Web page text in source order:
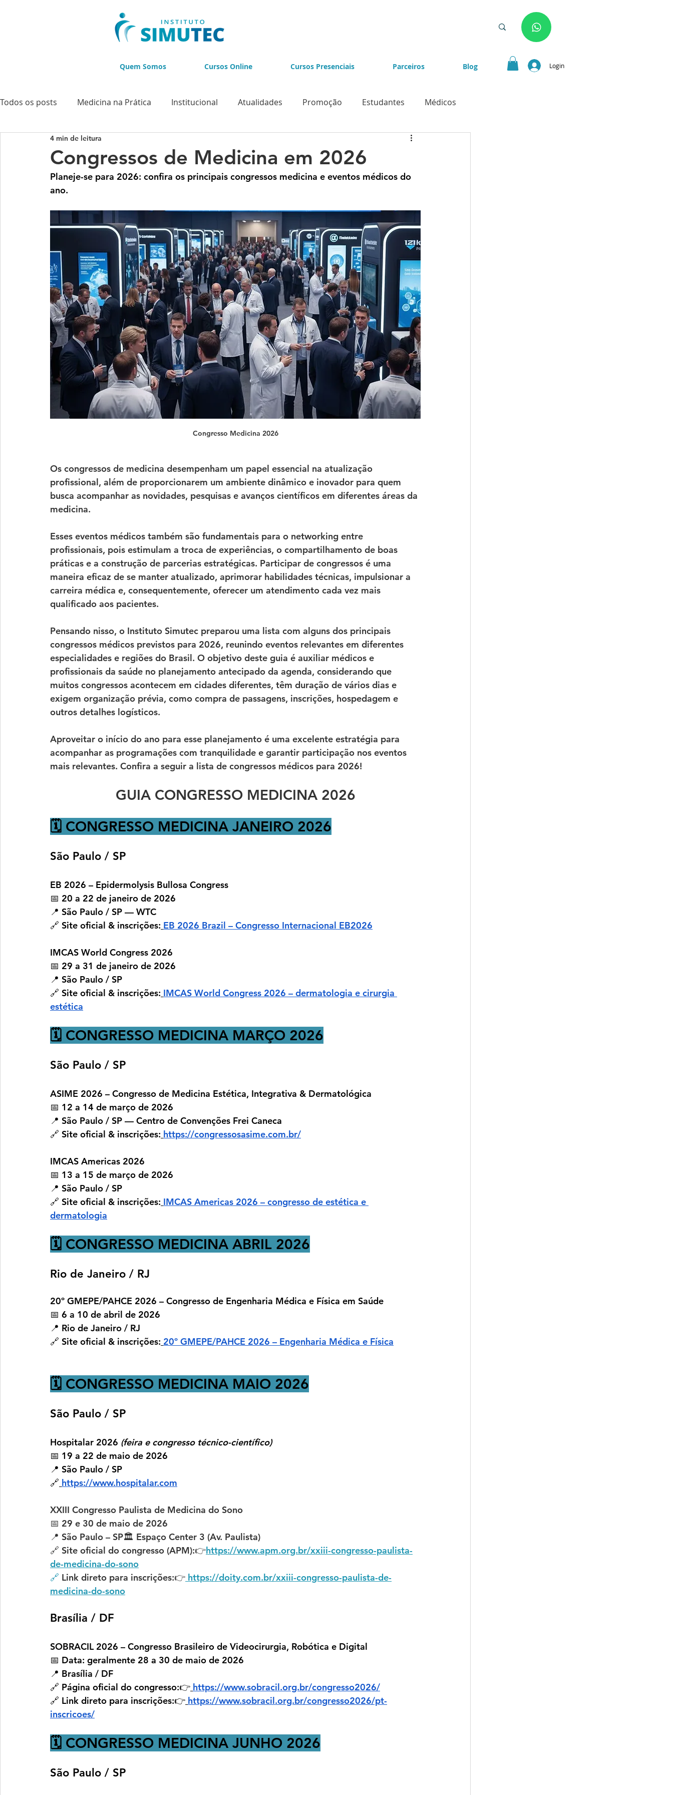
Quem Somos Cursos Online Cursos Presenciais Parceiros Blog Login
Todos os posts Medicina na Prática Institucional Atualidades Promoção Estudantes Médicos
Cursos de Ultrassonografia
BLACK NOVEMBER
Congressos de Medicina em 2026
4 min de leitura
Planeje-se para 2026: confira os principais congressos medicina e eventos médicos do
ano.
Congresso Medicina 2026
Os congressos de medicina desempenham um papel essencial na atualização
profissional, além de proporcionarem um ambiente dinâmico e inovador para quem
busca acompanhar as novidades, pesquisas e avanços científicos em diferentes áreas da
medicina.
Esses eventos médicos também são fundamentais para o networking entre
profissionais, pois estimulam a troca de experiências, o compartilhamento de boas
práticas e a construção de parcerias estratégicas. Participar de congressos é uma
maneira eficaz de se manter atualizado, aprimorar habilidades técnicas, impulsionar a
carreira médica e, consequentemente, oferecer um atendimento cada vez mais
qualificado aos pacientes.
Pensando nisso, o Instituto Simutec preparou uma lista com alguns dos principais
congressos médicos previstos para 2026, reunindo eventos relevantes em diferentes
especialidades e regiões do Brasil. O objetivo deste guia é auxiliar médicos e
profissionais da saúde no planejamento antecipado da agenda, considerando que
muitos congressos acontecem em cidades diferentes, têm duração de vários dias e
exigem organização prévia, como compra de passagens, inscrições, hospedagem e
outros detalhes logísticos.
Aproveitar o início do ano para esse planejamento é uma excelente estratégia para
acompanhar as programações com tranquilidade e garantir participação nos eventos
mais relevantes. Confira a seguir a lista de congressos médicos para 2026!
GUIA CONGRESSO MEDICINA 2026
🗓️ CONGRESSO MEDICINA JANEIRO 2026
São Paulo / SP
EB 2026 – Epidermolysis Bullosa Congress
📅 20 a 22 de janeiro de 2026
📍 São Paulo / SP — WTC
🔗 Site oficial & inscrições: EB 2026 Brazil – Congresso Internacional EB2026
IMCAS World Congress 2026
📅 29 a 31 de janeiro de 2026
📍 São Paulo / SP
🔗 Site oficial & inscrições: IMCAS World Congress 2026 – dermatologia e cirurgia
estética
🗓️ CONGRESSO MEDICINA MARÇO 2026
São Paulo / SP
ASIME 2026 – Congresso de Medicina Estética, Integrativa & Dermatológica
📅 12 a 14 de março de 2026
📍 São Paulo / SP — Centro de Convenções Frei Caneca
🔗 Site oficial & inscrições: https://congressosasime.com.br/
IMCAS Americas 2026
📅 13 a 15 de março de 2026
📍 São Paulo / SP
🔗 Site oficial & inscrições: IMCAS Americas 2026 – congresso de estética e
dermatologia
🗓️ CONGRESSO MEDICINA ABRIL 2026
Rio de Janeiro / RJ
20º GMEPE/PAHCE 2026 – Congresso de Engenharia Médica e Física em Saúde
📅 6 a 10 de abril de 2026
📍 Rio de Janeiro / RJ
🔗 Site oficial & inscrições: 20º GMEPE/PAHCE 2026 – Engenharia Médica e Física
🗓️ CONGRESSO MEDICINA MAIO 2026
São Paulo / SP
Hospitalar 2026 (feira e congresso técnico-científico)
📅 19 a 22 de maio de 2026
📍 São Paulo / SP
🔗 https://www.hospitalar.com
XXIII Congresso Paulista de Medicina do Sono
📅 29 e 30 de maio de 2026
📍 São Paulo – SP🏛️ Espaço Center 3 (Av. Paulista)
🔗 Site oficial do congresso (APM):👉https://www.apm.org.br/xxiii-congresso-paulista-
de-medicina-do-sono
🔗 Link direto para inscrições:👉 https://doity.com.br/xxiii-congresso-paulista-de-
medicina-do-sono
Brasília / DF
SOBRACIL 2026 – Congresso Brasileiro de Videocirurgia, Robótica e Digital
📅 Data: geralmente 28 a 30 de maio de 2026
📍 Brasília / DF
🔗 Página oficial do congresso:👉 https://www.sobracil.org.br/congresso2026/
🔗 Link direto para inscrições:👉 https://www.sobracil.org.br/congresso2026/pt-
inscricoes/
🗓️ CONGRESSO MEDICINA JUNHO 2026
São Paulo / SP